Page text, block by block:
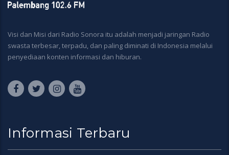
Visi dan Misi dari Radio Sonora itu adalah menjadi jaringan Radio
swasta terbesar, terpadu, dan paling diminati di Indonesia melalui
penyediaan konten informasi dan hiburan.
Informasi Terbaru